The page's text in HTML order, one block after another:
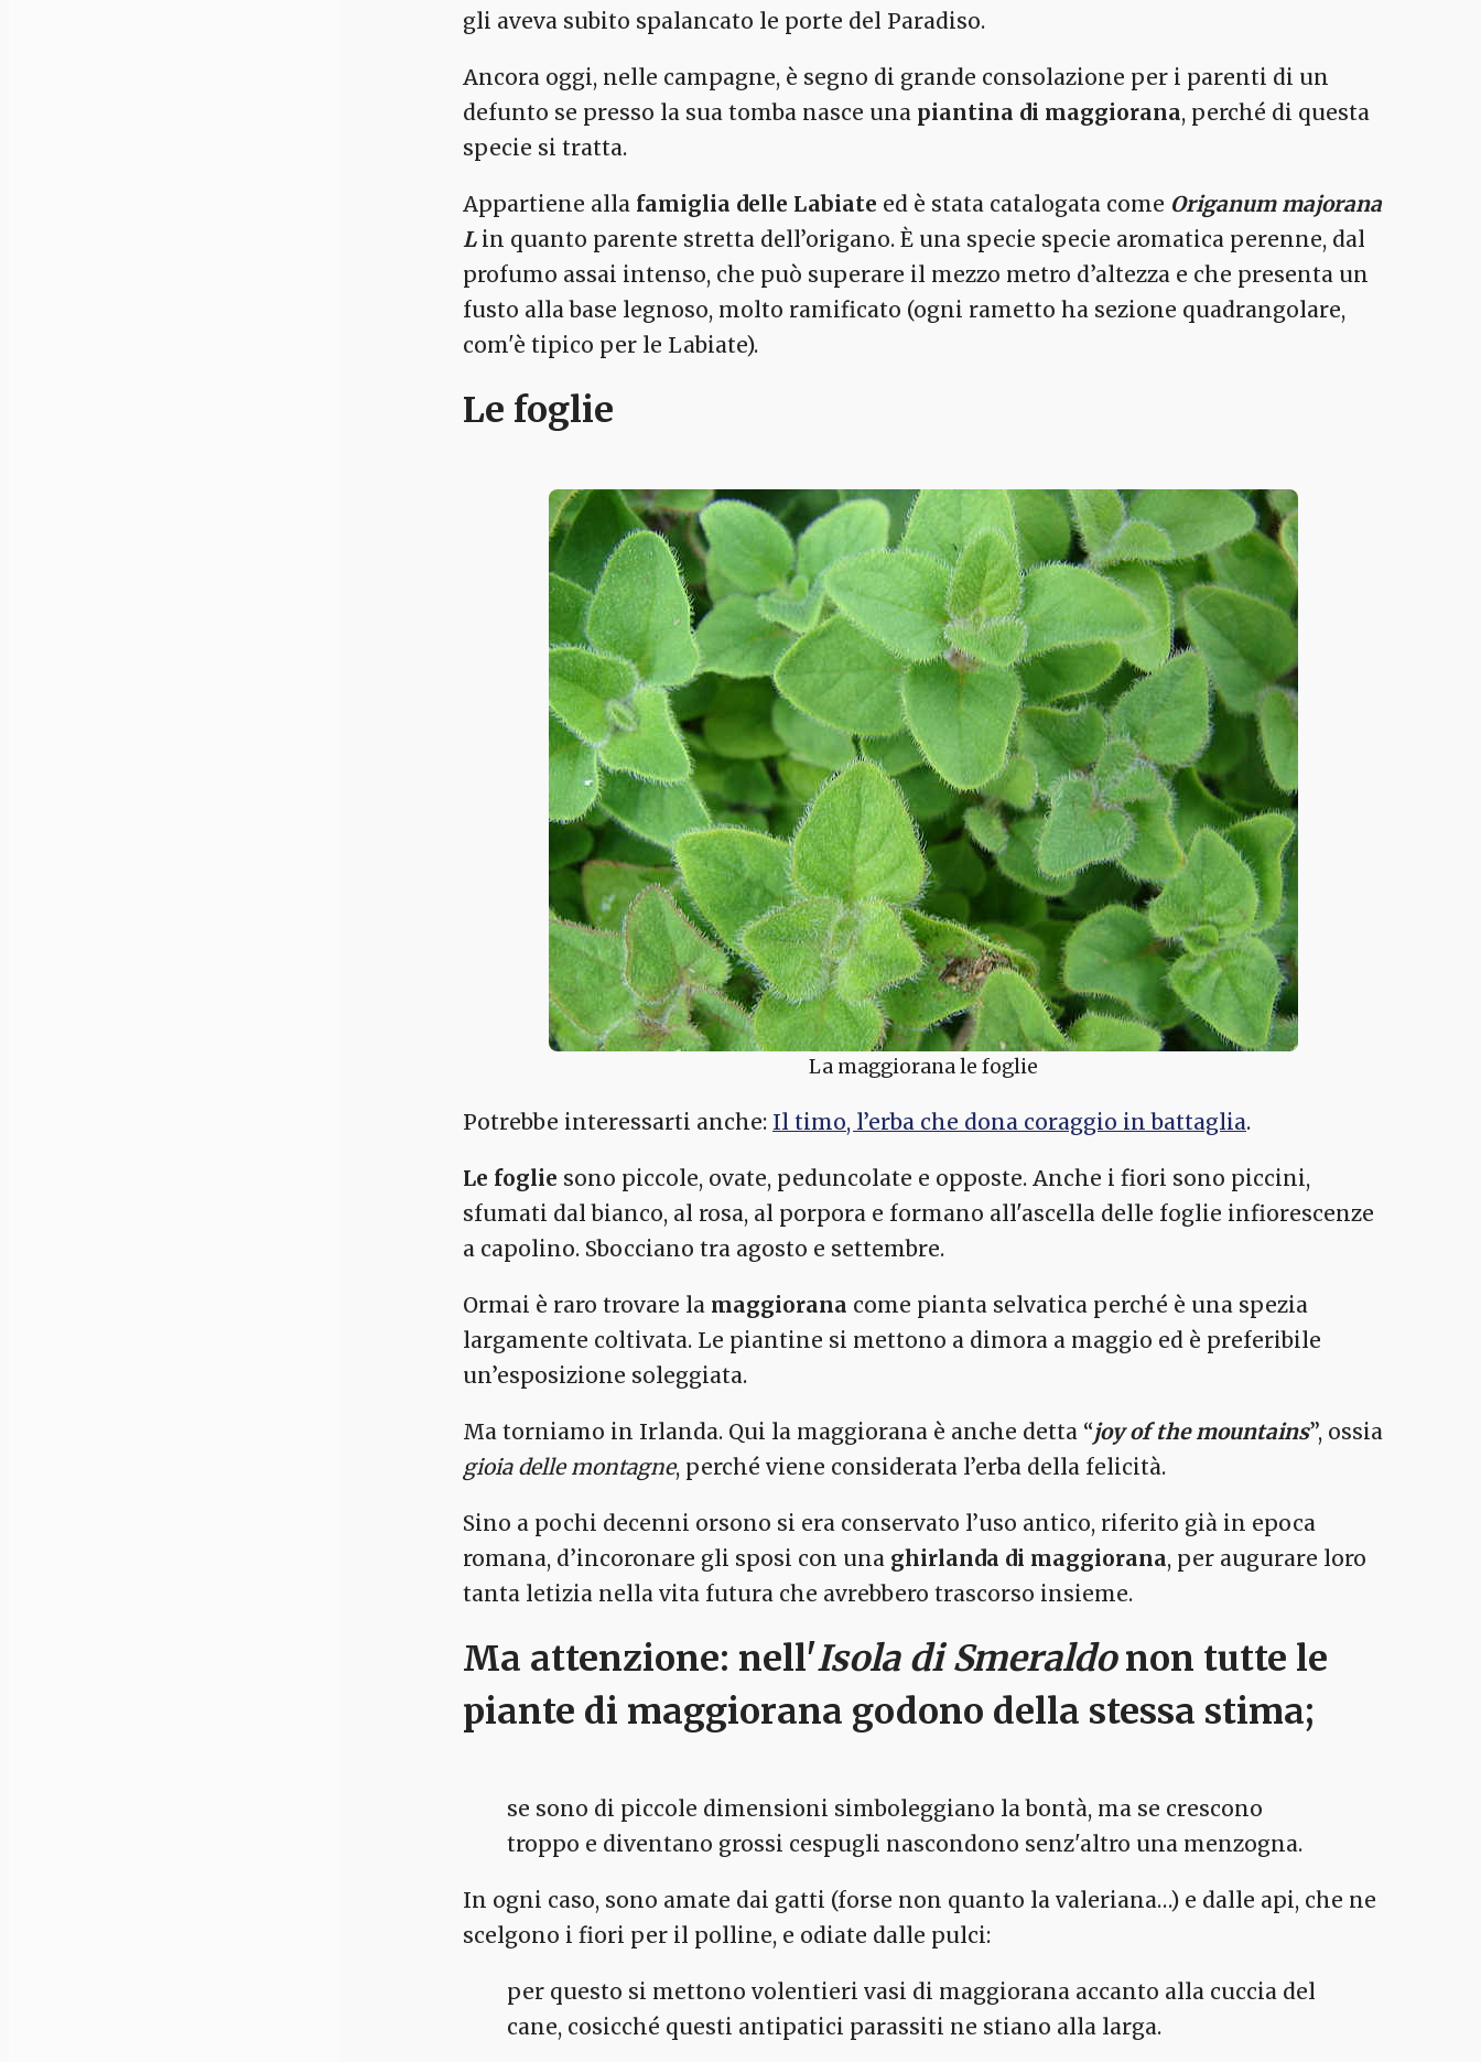
gli aveva subito spalancato le porte del Paradiso.
Ancora oggi, nelle campagne, è segno di grande consolazione per i parenti di un
defunto se presso la sua tomba nasce una piantina di maggiorana, perché di questa
specie si tratta.
Appartiene alla famiglia delle Labiate ed è stata catalogata come Origanum majorana
Lin quanto parente stretta dell’origano. È una specie specie aromatica perenne, dal
profumo assai intenso, che può superare il mezzo metro d’altezza e che presenta un
fusto alla base legnoso, molto ramificato (ogni rametto ha sezione quadrangolare,
com'è tipico per le Labiate).
Le foglie
La maggiorana le foglie
Potrebbe interessarti anche: Il timo, l’erba che dona coraggio in battaglia.
Le foglie sono piccole, ovate, peduncolate e opposte. Anche i fiori sono piccini,
sfumati dal bianco, al rosa, al porpora e formano all'ascella delle foglie infiorescenze
a capolino. Sbocciano tra agosto e settembre.
Ormai è raro trovare la maggiorana come pianta selvatica perché è una spezia
largamente coltivata. Le piantine si mettono a dimora a maggio ed è preferibile
un’esposizione soleggiata.
Ma torniamo in Irlanda. Qui la maggiorana è anche detta “joy of the mountains”, ossia
gioia delle montagne, perché viene considerata l’erba della felicità.
Sino a pochi decenni orsono si era conservato l’uso antico, riferito già in epoca
romana, d’incoronare gli sposi con una ghirlanda di maggiorana, per augurare loro
tanta letizia nella vita futura che avrebbero trascorso insieme.
Ma attenzione: nell'Isola di Smeraldonon tutte le
piante di maggiorana godono della stessa stima;
se sono di piccole dimensioni simboleggiano la bontà, ma se crescono
troppo e diventano grossi cespugli nascondono senz'altro una menzogna.
In ogni caso, sono amate dai gatti (forse non quanto la valeriana…) e dalle api, che ne
scelgono i fiori per il polline, e odiate dalle pulci:
per questo si mettono volentieri vasi di maggiorana accanto alla cuccia del
cane, cosicché questi antipatici parassiti ne stiano alla larga.